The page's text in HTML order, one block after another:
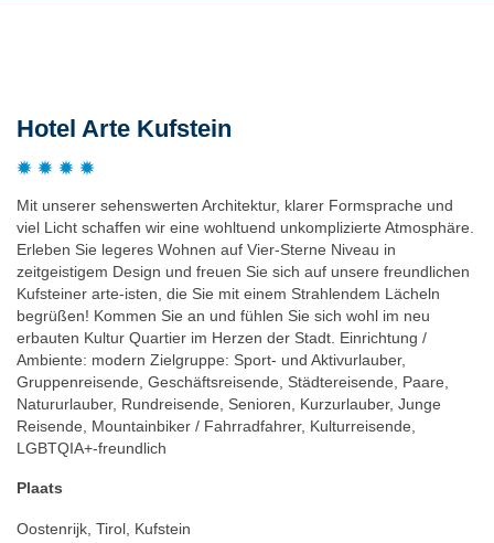
Hotel Arte Kufstein
Mit unserer sehenswerten Architektur, klarer Formsprache und
viel Licht schaffen wir eine wohltuend unkomplizierte Atmosphäre.
Erleben Sie legeres Wohnen auf Vier-Sterne Niveau in
zeitgeistigem Design und freuen Sie sich auf unsere freundlichen
Kufsteiner arte-isten, die Sie mit einem Strahlendem Lächeln
begrüßen! Kommen Sie an und fühlen Sie sich wohl im neu
erbauten Kultur Quartier im Herzen der Stadt. Einrichtung /
Ambiente: modern Zielgruppe: Sport- und Aktivurlauber,
Gruppenreisende, Geschäftsreisende, Städtereisende, Paare,
Natururlauber, Rundreisende, Senioren, Kurzurlauber, Junge
Reisende, Mountainbiker / Fahrradfahrer, Kulturreisende,
LGBTQIA+-freundlich
Plaats
Oostenrijk, Tirol, Kufstein